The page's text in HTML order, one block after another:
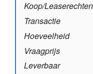
Koop/Leaserechten
Transactie
Hoeveelheid
Vraagprijs
Leverbaar